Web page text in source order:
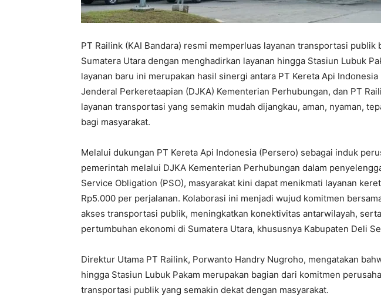
PT Railink (KAI Bandara) resmi memperluas layanan transportasi publik
Sumatera Utara dengan menghadirkan layanan hingga Stasiun Lubuk
layanan baru ini merupakan hasil sinergi antara PT Kereta Api
Jenderal Perkeretaapian (DJKA) Kementerian Perhubungan, dan PT
layanan transportasi yang semakin mudah dijangkau, aman, nyaman,
bagi masyarakat.
Melalui dukungan PT Kereta Api Indonesia (Persero) sebagai induk
pemerintah melalui DJKA Kementerian Perhubungan dalam
Service Obligation (PSO), masyarakat kini dapat menikmati layanan
Rp5.000 per perjalanan. Kolaborasi ini menjadi wujud komitmen
akses transportasi publik, meningkatkan konektivitas antarwilayah,
pertumbuhan ekonomi di Sumatera Utara, khususnya Kabupaten Deli
Direktur Utama PT Railink, Porwanto Handry Nugroho, mengatakan
hingga Stasiun Lubuk Pakam merupakan bagian dari komitmen
transportasi publik yang semakin dekat dengan masyarakat.